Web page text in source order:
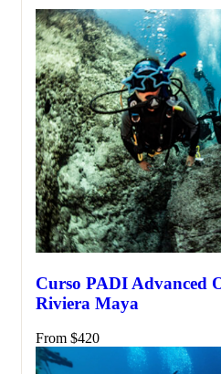
Curso PADI Advanced
Riviera Maya
From $420